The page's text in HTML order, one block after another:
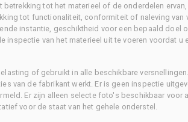
tot het materieel of de onderdelen
tot functionaliteit, conformiteit of naleving van
instantie, geschiktheid voor een bepaald doel
inspectie van het materieel uit te voeren voordat u
of gebruikt in alle beschikbare
van de fabrikant werkt. Er is geen inspectie
Er zijn alleen selecte foto's beschikbaar voor
voor de staat van het gehele onderstel.